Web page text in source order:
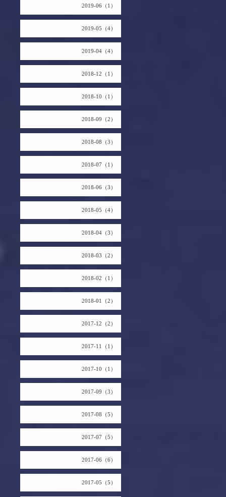
2019-06（1）
2019-05（4）
2019-04（4）
2018-12（1）
2018-10（1）
2018-09（2）
2018-08（3）
2018-07（1）
2018-06（3）
2018-05（4）
2018-04（3）
2018-03（2）
2018-02（1）
2018-01（2）
2017-12（2）
2017-11（1）
2017-10（1）
2017-09（3）
2017-08（5）
2017-07（5）
2017-06（6）
2017-05（5）